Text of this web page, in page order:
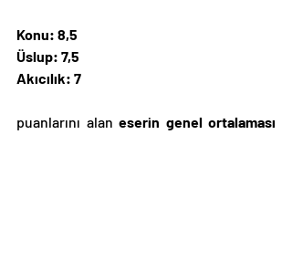
Konu: 8,5
Üslup: 7,5
Akıcılık: 7
puanlarını alan eserin genel ortalaması